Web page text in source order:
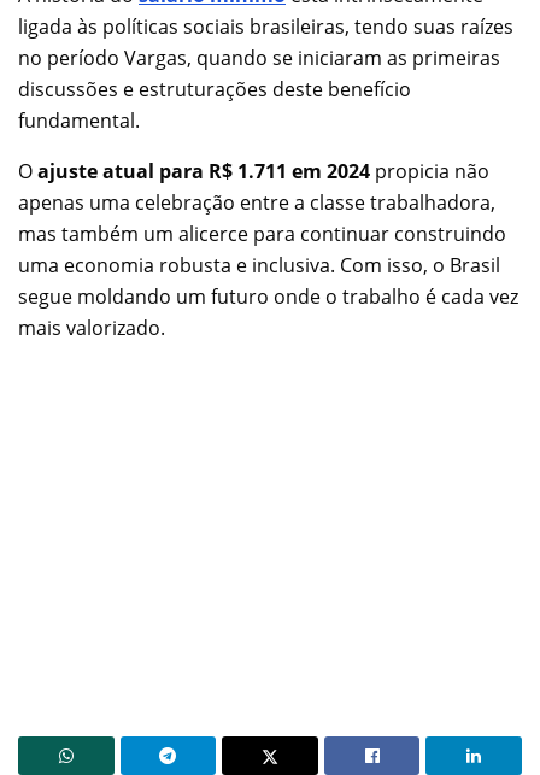
ligada às políticas sociais brasileiras, tendo suas raízes
no período Vargas, quando se iniciaram as primeiras
discussões e estruturações deste benefício
fundamental.
Oajuste atual para R$ 1.711 em 2024 propicia não
apenas uma celebração entre a classe trabalhadora,
mas também um alicerce para continuar construindo
uma economia robusta e inclusiva. Com isso, o Brasil
segue moldando um futuro onde o trabalho é cada vez
mais valorizado.